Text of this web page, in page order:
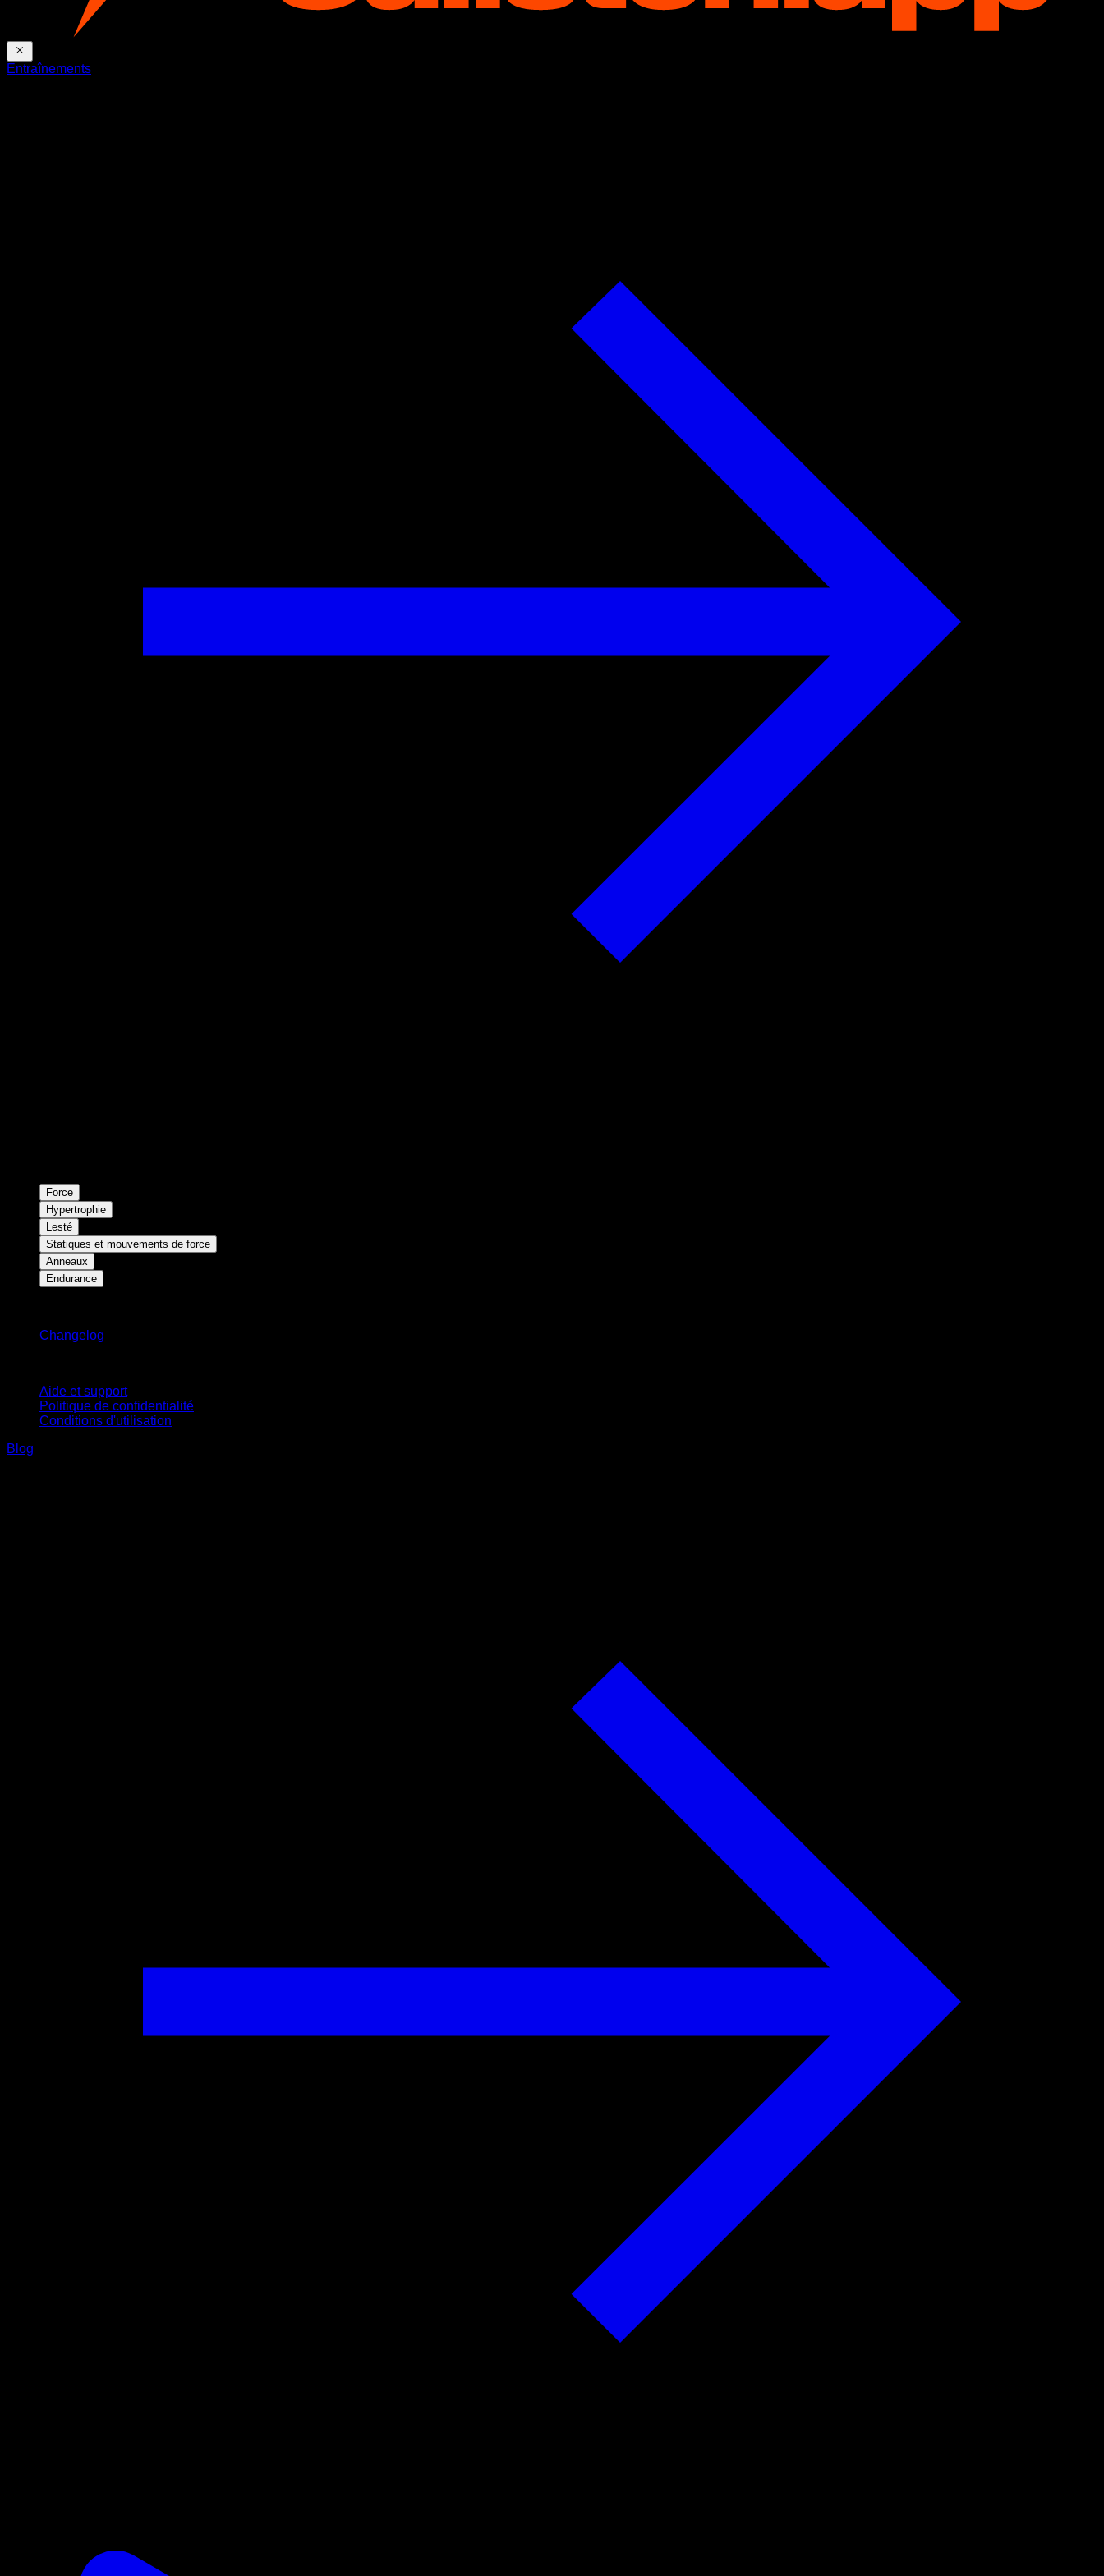
Entraînements
Force
Hypertrophie
Lesté
Statiques et mouvements de force
Anneaux
Endurance
Changelog
Aide et support
Politique de confidentialité
Conditions d'utilisation
Blog